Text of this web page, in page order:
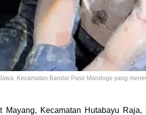
Kecamatan Bandar Pasir Mandoge yang
Kecamatan Hutabayu Raja,